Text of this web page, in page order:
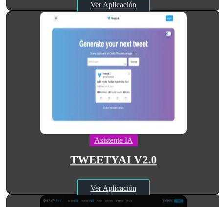
Ver Aplicación
Asistente IA
TWEETYAI V2.0
Ver Aplicación